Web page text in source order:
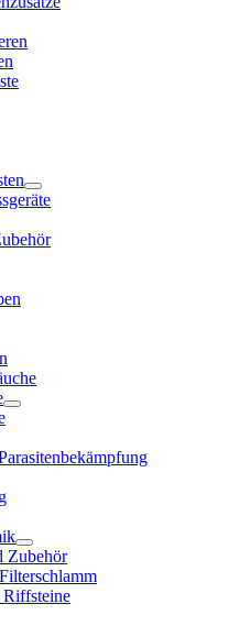
Zubehör
Riffsteine